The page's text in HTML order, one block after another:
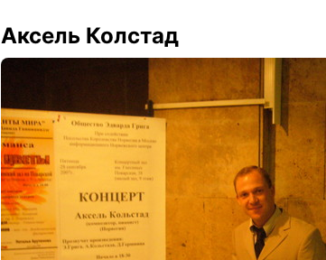
Аксель Колстад